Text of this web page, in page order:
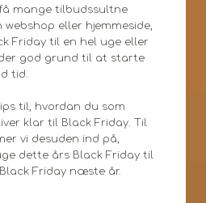
mange tilbudssultne
eller hjemmeside,
Friday til en hel uge eller
god grund til at starte
tid.
til, hvordan du som
klar til Black Friday. Til
vi desuden ind på,
dette års Black Friday til
Friday næste år.